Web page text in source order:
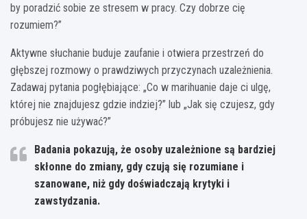
by poradzić sobie ze stresem w pracy. Czy dobrze cię
rozumiem?”
Aktywne słuchanie buduje zaufanie i otwiera przestrzeń do
głębszej rozmowy o prawdziwych przyczynach uzależnienia.
Zadawaj pytania pogłębiające: „Co w marihuanie daje ci ulgę,
której nie znajdujesz gdzie indziej?” lub „Jak się czujesz, gdy
próbujesz nie używać?”
Badania pokazują, że osoby uzależnione są bardziej
skłonne do zmiany, gdy czują się rozumiane i
szanowane, niż gdy doświadczają krytyki i
zawstydzania.